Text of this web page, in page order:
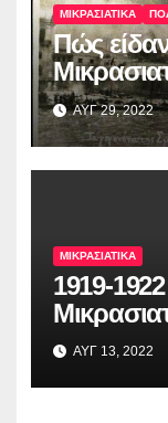
ΜΙΚΡΑΣΙΑΤΙΚΑ
Πώς
’22ΑΥΓ 29, 2022
ΜΙΚΡΑΣΙΑΤΙΚΑ
1919-
όνειρο
ΑΥΓ 13, 2022